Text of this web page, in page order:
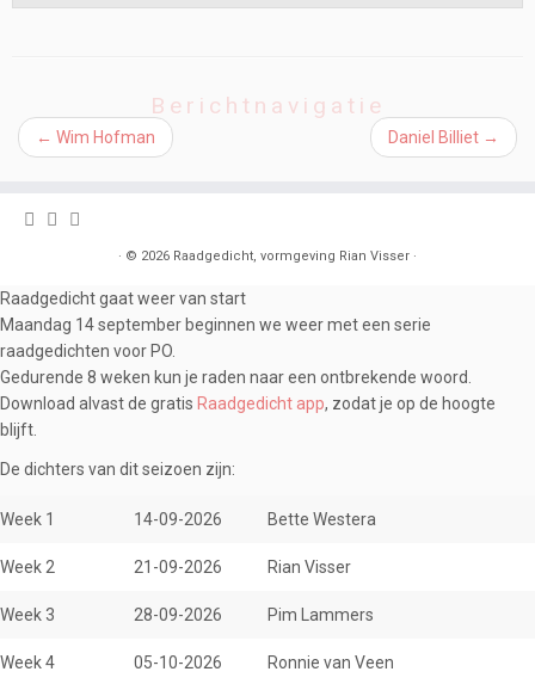
Berichtnavigatie
← Wim Hofman Daniel Billiet →
· © 2026 Raadgedicht, vormgeving Rian Visser ·
Raadgedicht gaat weer van start
Maandag 14 september beginnen we weer met een serie
raadgedichten voor PO.
Gedurende 8 weken kun je raden naar een ontbrekende woord.
Download alvast de gratis Raadgedicht app, zodat je op de hoogte
blijft.
De dichters van dit seizoen zijn:
Week 1 14-09-2026 Bette Westera
Week 2 21-09-2026 Rian Visser
Week 3 28-09-2026 Pim Lammers
Week 4 05-10-2026 Ronnie van Veen